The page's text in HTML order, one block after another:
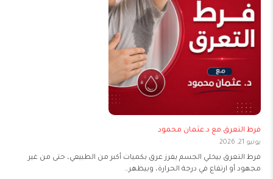
فرط التعرق مع د.عثمان محمود
يونيو 21, 2026
فرط التعرق بيخلي الجسم يفرز عرق بكميات أكبر من الطبيعي، حتى من غير
مجهود أو ارتفاع في درجة الحرارة، وبيظهر…